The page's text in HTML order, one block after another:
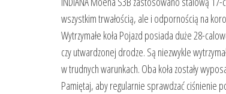
wszystkim trwałością, ale i odpornością na
Wytrzymałe koła Pojazd posiada duże 28-
czy utwardzonej drodze. Są niezwykle
w trudnych warunkach. Oba koła zostały
Pamiętaj, aby regularnie sprawdzać ciśnienie